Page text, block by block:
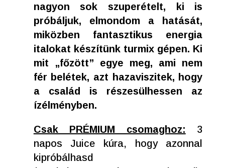
nagyon sok szuperételt, ki is
próbáljuk, elmondom a hatását,
miközben fantasztikus energia
italokat készítünk turmix gépen. Ki
mit „főzött” egye meg, ami nem
fér belétek, azt hazaviszitek, hogy
a család is részesülhessen az
ízélményben.
Csak PRÉMIUM csomaghoz:
3
napos Juice kúra, hogy azonnal
kipróbálhasd